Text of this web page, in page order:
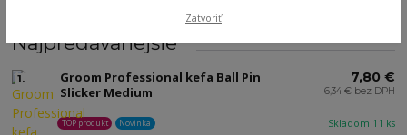
Najpredávanejšie
1.
Groom Professional kefa Ball Pin
Slicker Medium
Skladom 11 ks
TOP produkt Novinka
7,80 €
6,34 € bez DPH
Zatvoriť